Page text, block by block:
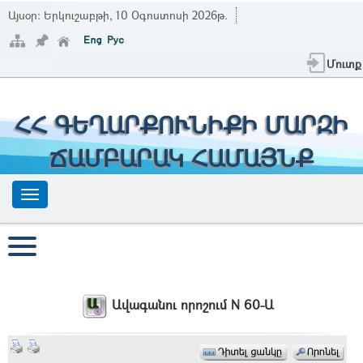
Այսօր: Երկուշաբթի, 10 Օգոստոսի 2026թ.
Մուտք
ՀՀ ԳԵՂԱՐՔՈՒՆԻՔԻ ՄԱՐԶԻ
ՃԱՄԲԱՐԱԿ ՀԱՄԱՅՆՔ
Ավագանու որոշում N 60-Ա